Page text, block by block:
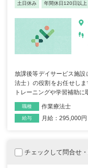
土日休み 年間休日120日以上
放課後等デイサービス施
法士）の役割をお任せし
トレーニングや学習補助に
職種 作業療法士
雇用形態
給与 月給：295,000円
チェックして問合せ